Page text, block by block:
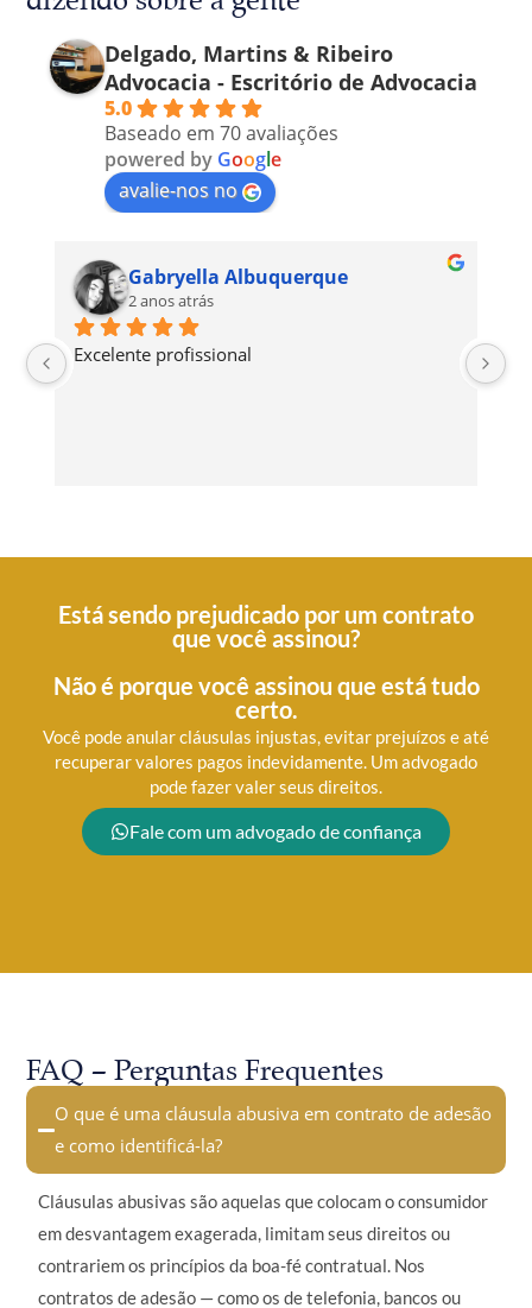
Delgado, Martins & Ribeiro
Advocacia - Escritório de Advocacia
5.0
Baseado em 70 avaliações
powered by Google
avalie-nos no
Gabryella Albuquerque
2 anos atrás
Excelente profissional
Está sendo prejudicado por um contrato
que você assinou?
Não é porque você assinou que está tudo
certo.
Você pode anular cláusulas injustas, evitar prejuízos e até
recuperar valores pagos indevidamente. Um advogado
pode fazer valer seus direitos.
Fale com um advogado de confiança
FAQ – Perguntas Frequentes
O que é uma cláusula abusiva em contrato de adesão
e como identificá-la?
Cláusulas abusivas são aquelas que colocam o consumidor
em desvantagem exagerada, limitam seus direitos ou
contrariem os princípios da boa-fé contratual. Nos
contratos de adesão — como os de telefonia, bancos ou